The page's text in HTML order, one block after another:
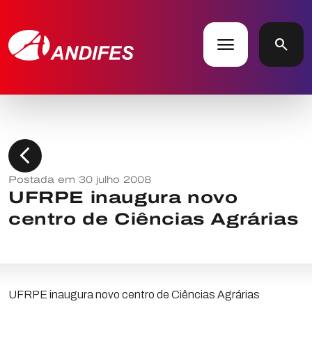
menu search
chevron_left
Postada em 30 julho 2008
UFRPE inaugura novo
centro de Ciências Agrárias
UFRPE inaugura novo centro de Ciências Agrárias